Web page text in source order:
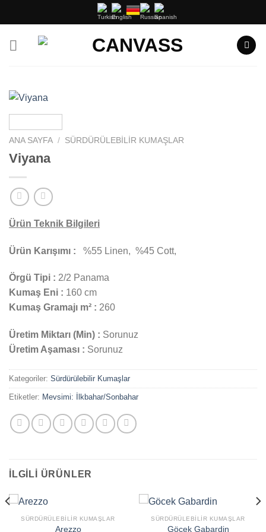
ANA SAYFA / SÜRDÜRÜLEBILIR KUMAŞLAR
Viyana
Ürün Teknik Bilgileri
Ürün Karışımı : %55 Linen, %45 Cott,
Örgü Tipi : 2/2 Panama
Kumaş Eni : 160 cm
Kumaş Gramajı m² : 260
Üretim Miktarı (Min) : Sorunuz
Üretim Aşaması : Sorunuz
Kategoriler: Sürdürülebilir Kumaşlar
Etiketler: Mevsimi: İlkbahar/Sonbahar
İLGILI ÜRÜNLER
SÜRDÜRÜLEBILIR KUMAŞLAR
Arezzo
SÜRDÜRÜLEBILIR KUMAŞLAR
Göcek Gabardin